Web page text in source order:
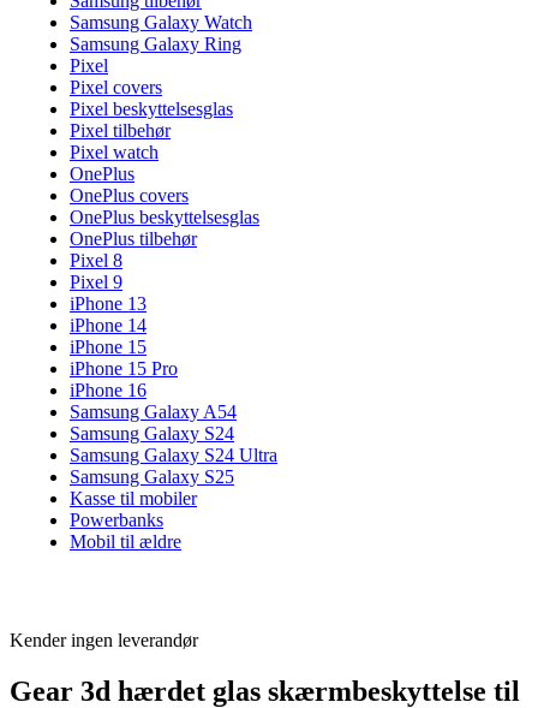
Samsung Galaxy Watch
Samsung Galaxy Ring
Pixel
Pixel covers
Pixel beskyttelsesglas
Pixel tilbehør
Pixel watch
OnePlus
OnePlus covers
OnePlus beskyttelsesglas
OnePlus tilbehør
Pixel 8
Pixel 9
iPhone 13
iPhone 14
iPhone 15
iPhone 15 Pro
iPhone 16
Samsung Galaxy A54
Samsung Galaxy S24
Samsung Galaxy S24 Ultra
Samsung Galaxy S25
Kasse til mobiler
Powerbanks
Mobil til ældre
Kender ingen leverandør
Gear 3d hærdet glas skærmbeskyttelse til